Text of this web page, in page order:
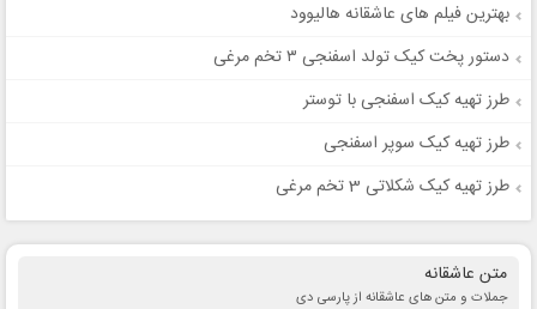
بهترین فیلم های عاشقانه هالیوود
دستور پخت کیک تولد اسفنجی ۳ تخم مرغی
طرز تهیه کیک اسفنجی با توستر
طرز تهیه کیک سوپر اسفنجی
طرز تهیه کیک شکلاتی 3 تخم مرغی
متن عاشقانه
جملات و متن های عاشقانه از پارسی دی